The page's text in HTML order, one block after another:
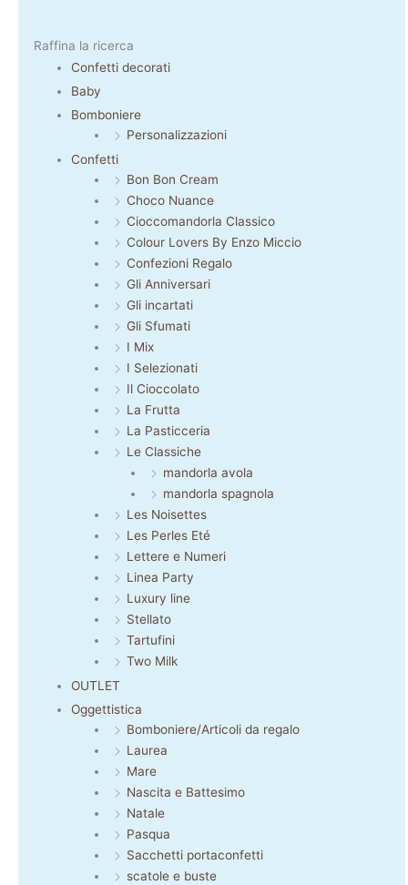
Raffina la ricerca
Confetti decorati
Baby
Bomboniere
Personalizzazioni
Confetti
Bon Bon Cream
Choco Nuance
Cioccomandorla Classico
Colour Lovers By Enzo Miccio
Confezioni Regalo
Gli Anniversari
Gli incartati
Gli Sfumati
I Mix
I Selezionati
Il Cioccolato
La Frutta
La Pasticceria
Le Classiche
mandorla avola
mandorla spagnola
Les Noisettes
Les Perles Eté
Lettere e Numeri
Linea Party
Luxury line
Stellato
Tartufini
Two Milk
OUTLET
Oggettistica
Bomboniere/Articoli da regalo
Laurea
Mare
Nascita e Battesimo
Natale
Pasqua
Sacchetti portaconfetti
scatole e buste